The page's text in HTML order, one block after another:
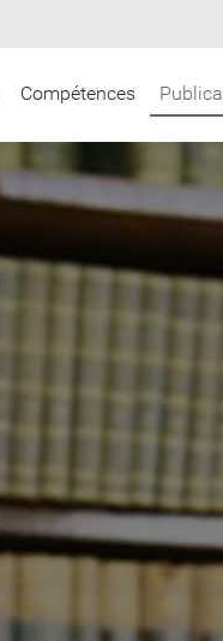
Compétences